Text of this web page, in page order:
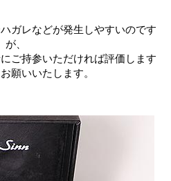
ガレなどが発生しやすいのです
が、
ご持参いただければ評価します
願いいたします。